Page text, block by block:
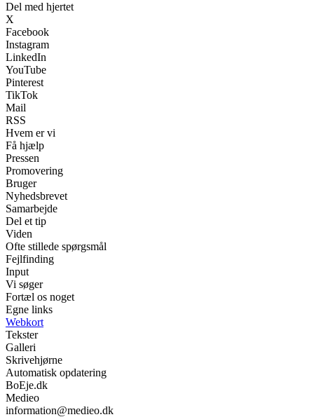
Del med hjertet
X
Facebook
Instagram
LinkedIn
YouTube
Pinterest
TikTok
Mail
RSS
Hvem er vi
Få hjælp
Pressen
Promovering
Bruger
Nyhedsbrevet
Samarbejde
Del et tip
Viden
Ofte stillede spørgsmål
Fejlfinding
Input
Vi søger
Fortæl os noget
Egne links
Webkort
Tekster
Galleri
Skrivehjørne
Automatisk opdatering
BoEje.dk
Medieo
information@medieo.dk